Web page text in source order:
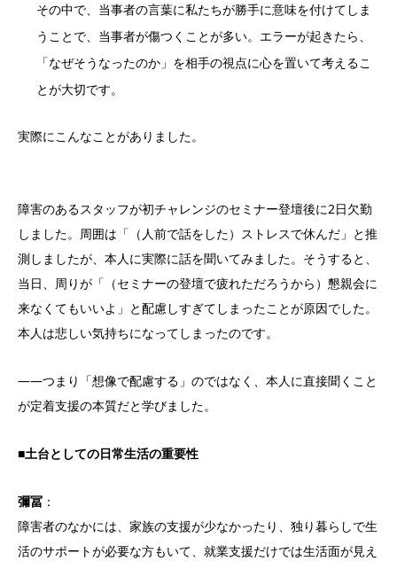
その中で、当事者の言葉に私たちが勝手に意味を付けてしま
うことで、当事者が傷つくことが多い。エラーが起きたら、
「なぜそうなったのか」を相手の視点に心を置いて考えるこ
とが大切です。
実際にこんなことがありました。
障害のあるスタッフが初チャレンジのセミナー登壇後に2日欠勤
しました。周囲は「（人前で話をした）ストレスで休んだ」と推
測しましたが、本人に実際に話を聞いてみました。そうすると、
当日、周りが「（セミナーの登壇で疲れただろうから）懇親会に
来なくてもいいよ」と配慮しすぎてしまったことが原因でした。
本人は悲しい気持ちになってしまったのです。
――つまり「想像で配慮する」のではなく、本人に直接聞くこと
が定着支援の本質だと学びました。
■土台としての日常生活の重要性
彌冨 ：
障害者のなかには、家族の支援が少なかったり、独り暮らしで生
活のサポートが必要な方もいて、就業支援だけでは生活面が見え